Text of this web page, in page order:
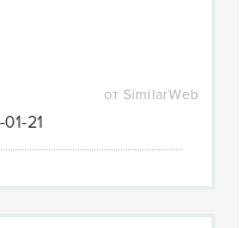
от SimilarWeb
21